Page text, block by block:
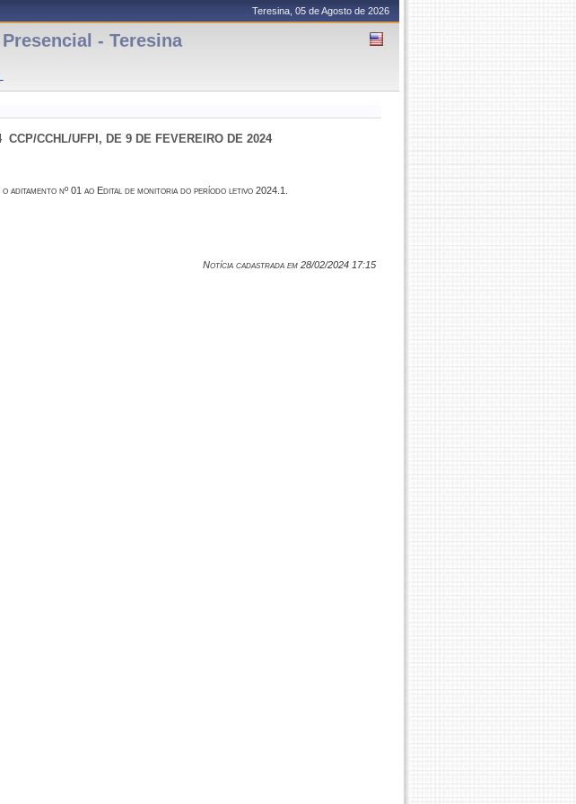
Teresina, 05 de Agosto de 2026
Presencial - Teresina
CCP/CCHL/UFPI, DE 9 DE FEVEREIRO DE 2024
aditamento nº 01 ao Edital de monitoria do período letivo 2024.1.
Notícia cadastrada em 28/02/2024 17:15